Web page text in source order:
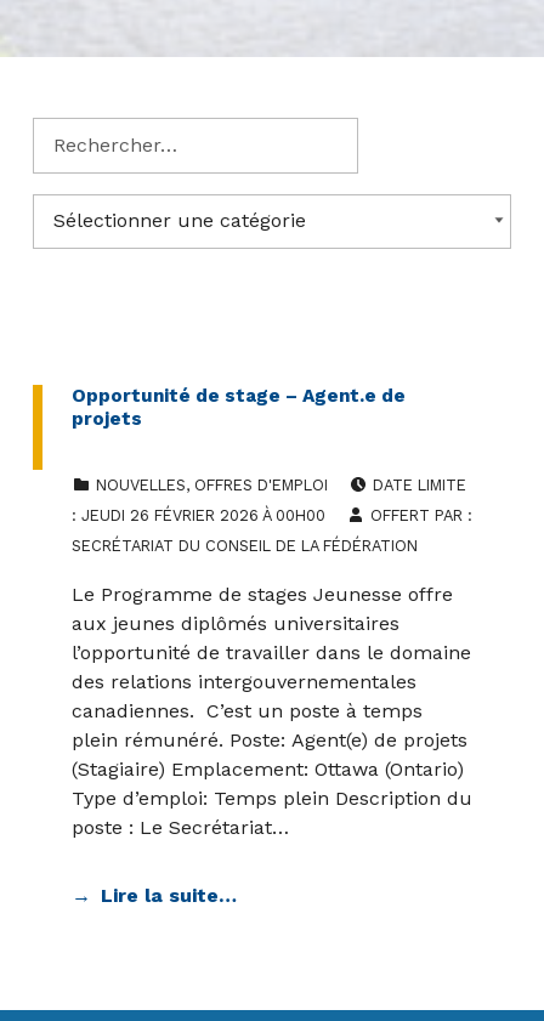
Rechercher pour :
CATÉGORIES
Catégories
Opportunité de stage – Agent.e de
projets
NOUVELLES, OFFRES D'EMPLOI
DATE LIMITE
: JEUDI 26 FÉVRIER 2026 À 00H00
OFFERT PAR :
SECRÉTARIAT DU CONSEIL DE LA FÉDÉRATION
Le Programme de stages Jeunesse offre
aux jeunes diplômés universitaires
l’opportunité de travailler dans le domaine
des relations intergouvernementales
canadiennes. C’est un poste à temps
plein rémunéré. Poste: Agent(e) de projets
(Stagiaire) Emplacement: Ottawa (Ontario)
Type d’emploi: Temps plein Description du
poste : Le Secrétariat…
Lire la suite…